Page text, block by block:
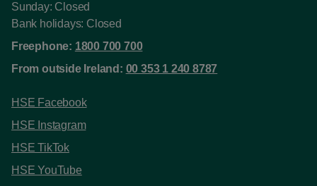
Sunday: Closed
Bank holidays: Closed
Freephone: 1800 700 700
From outside Ireland: 00 353 1 240 8787
HSE Facebook
HSE Instagram
HSE TikTok
HSE YouTube